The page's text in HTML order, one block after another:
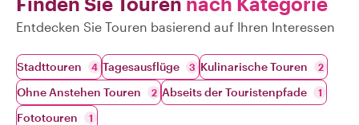
Entdecken Sie Touren basierend auf Ihren Interessen
Stadttouren 4 Tagesausflüge 3 Kulinarische Touren 2
Ohne Anstehen Touren 2 Abseits der Touristenpfade 1
Fototouren 1